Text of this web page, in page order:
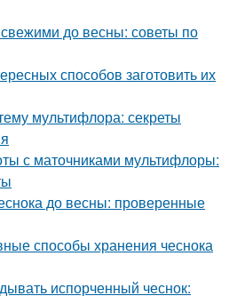
свежими до весны: советы по
способов заготовить их
мультифлора: секреты
с маточниками мультифлоры:
до весны: проверенные
способы хранения чеснока
испорченный чеснок: